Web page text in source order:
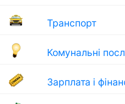
Транспорт
Комунальні
Зарплата і